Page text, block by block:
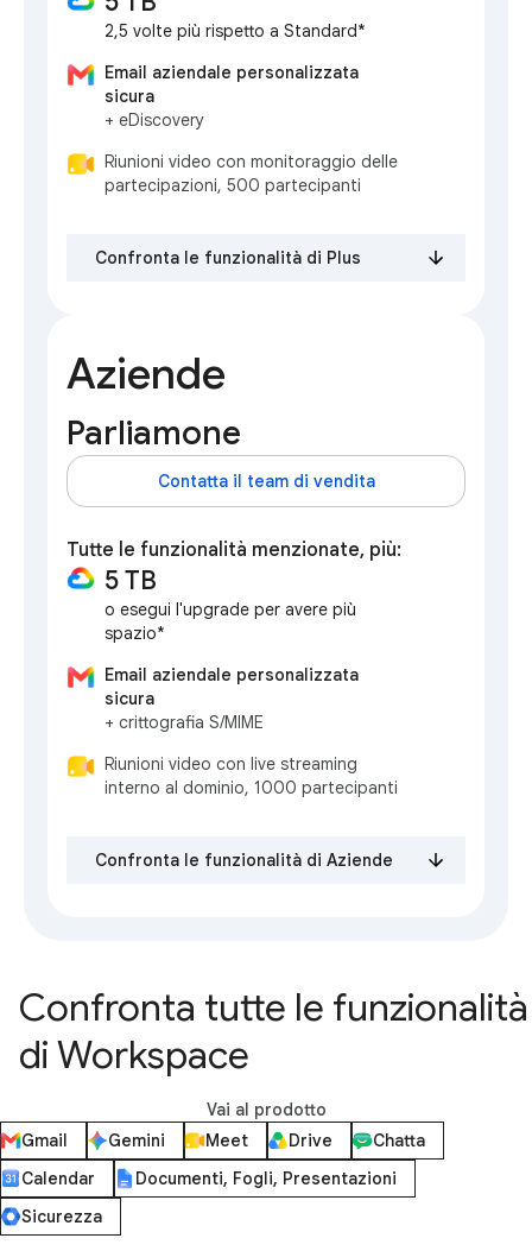
2,5 volte più rispetto a Standard*
Email aziendale personalizzata
sicura
+ eDiscovery
Riunioni video con monitoraggio delle
partecipazioni, 500 partecipanti
Confronta le funzionalità di Plus
Aziende
Parliamone
Contatta il team di vendita
Tutte le funzionalità menzionate, più:
5 TB
o esegui l'upgrade per avere più
spazio*
Email aziendale personalizzata
sicura
+ crittografia S/MIME
Riunioni video con live streaming
interno al dominio, 1000 partecipanti
Confronta le funzionalità di Aziende
Confronta tutte le funzionalità
di Workspace
Vai al prodotto
Gmail
Gemini Meet Drive
Chatta
Calendar
Documenti, Fogli, Presentazioni
Sicurezza